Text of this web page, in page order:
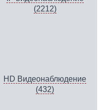
(2212)
HD Видеонаблюдение
(432)